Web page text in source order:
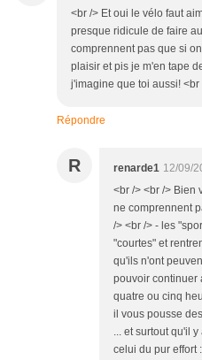
<br /> Et oui le vélo faut
presque ridicule de faire
comprennent pas que si
plaisir et pis je m'en tape
j'imagine que toi aussi! <br
Répondre
R renarde1 12/09/
<br /> <br /> Bien
ne comprennent
/> <br /> - les
"courtes" et
qu'ils n'ont
pouvoir continuer
quatre ou cinq
il vous pousse
... et surtout qu'il
celui du pur effort